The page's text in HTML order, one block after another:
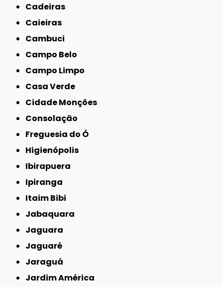
Cadeiras
Caieiras
Cambuci
Campo Belo
Campo Limpo
Casa Verde
Cidade Monções
Consolação
Freguesia do Ó
Higienópolis
Ibirapuera
Ipiranga
Itaim Bibi
Jabaquara
Jaguara
Jaguaré
Jaraguá
Jardim América